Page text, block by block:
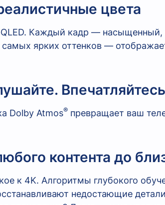
цвета
QLED. Каждый кадр —
ярких оттенков —
Dolby Atmos® превращает ваш
контента до
к 4K. Алгоритмы глубокого
недостающие